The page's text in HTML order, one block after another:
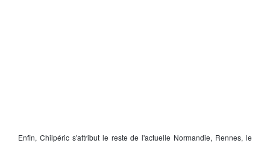
Enfin, Chilpérics'attribut le reste de l'actuelle Normandie, Rennes, le